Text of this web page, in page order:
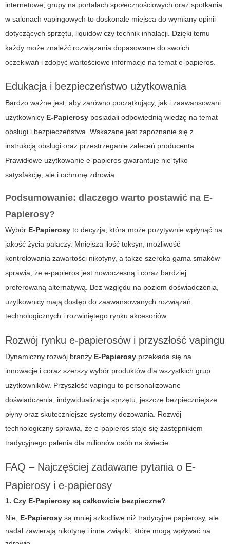
internetowe, grupy na portalach społecznościowych oraz spotkania
w salonach vapingowych to doskonałe miejsca do wymiany opinii
dotyczących sprzętu, liquidów czy technik inhalacji. Dzięki temu
każdy może znaleźć rozwiązania dopasowane do swoich
oczekiwań i zdobyć wartościowe informacje na temat e-papieros.
Edukacja i bezpieczeństwo użytkowania
Bardzo ważne jest, aby zarówno początkujący, jak i zaawansowani
użytkownicy E-Papierosy posiadali odpowiednią wiedzę na temat
obsługi i bezpieczeństwa. Wskazane jest zapoznanie się z
instrukcją obsługi oraz przestrzeganie zaleceń producenta.
Prawidłowe użytkowanie e-papieros gwarantuje nie tylko
satysfakcję, ale i ochronę zdrowia.
Podsumowanie: dlaczego warto postawić na E-
Papierosy?
Wybór E-Papierosy to decyzja, która może pozytywnie wpłynąć na
jakość życia palaczy. Mniejsza ilość toksyn, możliwość
kontrolowania zawartości nikotyny, a także szeroka gama smaków
sprawia, że e-papieros jest nowoczesną i coraz bardziej
preferowaną alternatywą. Bez względu na poziom doświadczenia,
użytkownicy mają dostęp do zaawansowanych rozwiązań
technologicznych i rozwiniętego rynku akcesoriów.
Rozwój rynku e-papierosów i przyszłość vapingu
Dynamiczny rozwój branży E-Papierosy przekłada się na
innowacje i coraz szerszy wybór produktów dla wszystkich grup
użytkowników. Przyszłość vapingu to personalizowane
doświadczenia, indywidualizacja sprzętu, jeszcze bezpieczniejsze
płyny oraz skuteczniejsze systemy dozowania. Rozwój
technologiczny sprawia, że e-papieros staje się zastępnikiem
tradycyjnego palenia dla milionów osób na świecie.
FAQ – Najczęściej zadawane pytania o E-
Papierosy i e-papierosy
1. Czy E-Papierosy są całkowicie bezpieczne?
Nie, E-Papierosy są mniej szkodliwe niż tradycyjne papierosy, ale
nadal zawierają nikotynę i inne związki, które mogą wpływać na